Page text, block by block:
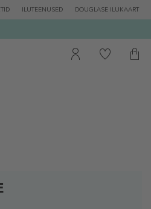
ILUTEENUSED DOUGLASE ILUKAART